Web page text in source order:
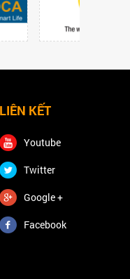
LIÊN KẾT
Youtube
Twitter
Google +
Facebook